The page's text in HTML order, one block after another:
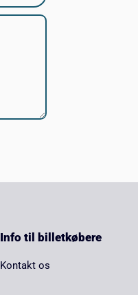
Info til billetkøbere
Kontakt os